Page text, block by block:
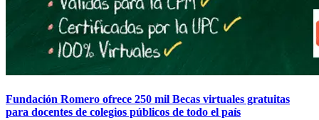
Fundación Romero ofrece 250 mil Becas virtuales gratuitas
para docentes de colegios públicos de todo el país